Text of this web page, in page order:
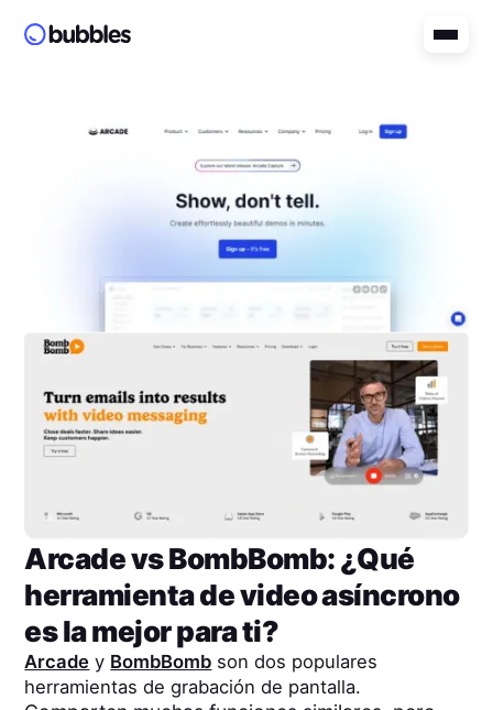
ArcadevsBombBomb: ¿Qué
herramienta de video asíncrono
es la mejor para ti?
Arcade y BombBomb son dos populares
herramientas de grabación de pantalla.